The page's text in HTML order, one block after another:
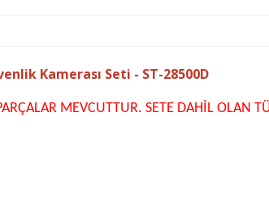
Kamerası Seti - ST-28500D
MEVCUTTUR. SETE DAHİL OLAN